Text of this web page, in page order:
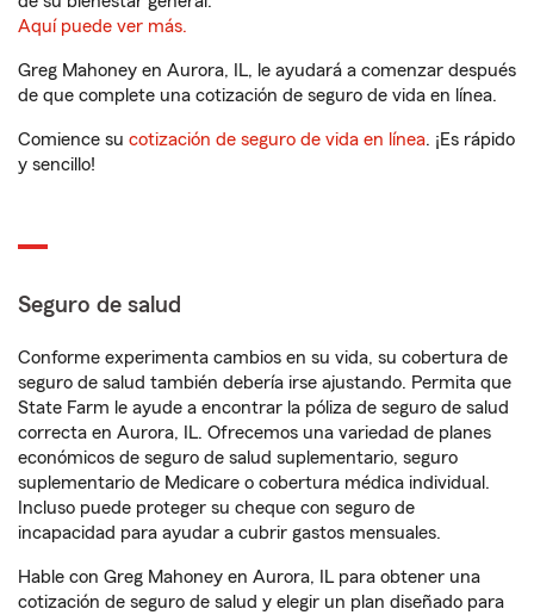
Aquí puede ver más.
Greg Mahoney en Aurora, IL, le ayudará a comenzar después
de que complete una cotización de seguro de vida en línea.
Comience su cotización de seguro de vida en línea. ¡Es rápido
y sencillo!
Seguro de salud
Conforme experimenta cambios en su vida, su cobertura de
seguro de salud también debería irse ajustando. Permita que
State Farm le ayude a encontrar la póliza de seguro de salud
correcta en Aurora, IL. Ofrecemos una variedad de planes
económicos de seguro de salud suplementario, seguro
suplementario de Medicare o cobertura médica individual.
Incluso puede proteger su cheque con seguro de
incapacidad para ayudar a cubrir gastos mensuales.
Hable con Greg Mahoney en Aurora, IL para obtener una
cotización de seguro de salud y elegir un plan diseñado para